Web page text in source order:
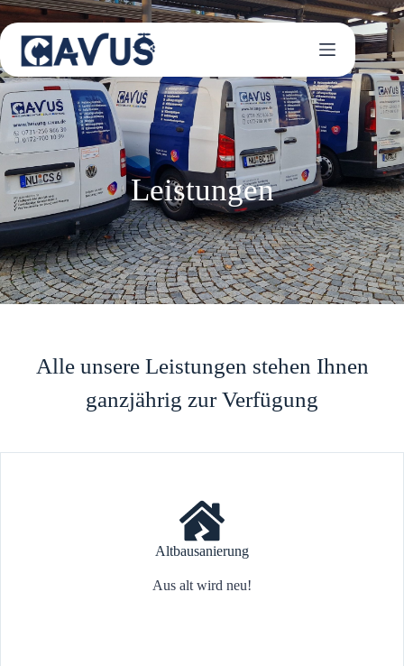
Leistungen
Alle unsere Leistungen stehen Ihnen
ganzjährig zur Verfügung
Altbausanierung
Aus alt wird neu!